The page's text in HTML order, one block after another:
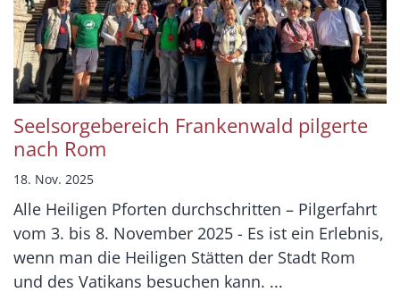
Seelsorgebereich Frankenwald pilgerte
nach Rom
18. Nov. 2025
Alle Heiligen Pforten durchschritten – Pilgerfahrt
vom 3. bis 8. November 2025 - Es ist ein Erlebnis,
wenn man die Heiligen Stätten der Stadt Rom
und des Vatikans besuchen kann. ...